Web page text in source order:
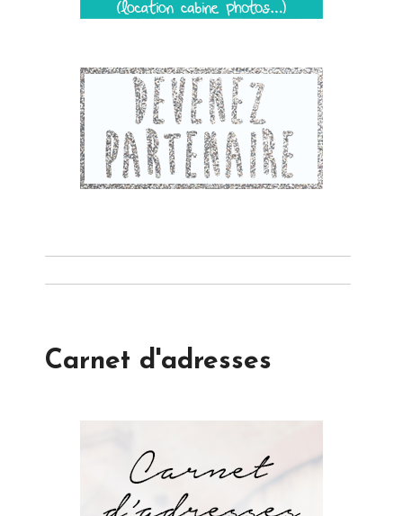
Carnet d'adresses